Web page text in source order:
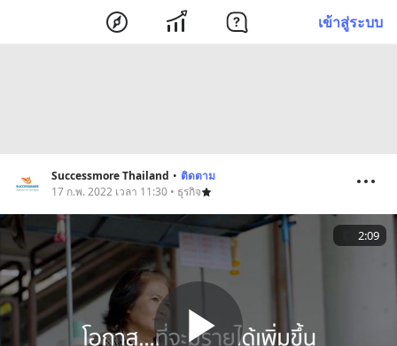
เข้าสู่ระบบ
Successmore Thailand • ติดตาม
17 ก.พ. 2022 เวลา 11:30 • ธุรกิจ
2:09